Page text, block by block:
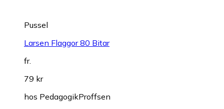
Pussel
Larsen Flaggor 80 Bitar
fr.
79 kr
hos PedagogikProffsen